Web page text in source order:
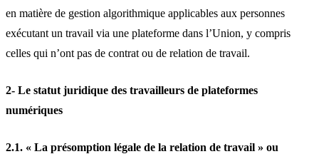
en matière de gestion algorithmique applicables aux personnes
exécutant un travail via une plateforme dans l’Union, y compris
celles qui n’ont pas de contrat ou de relation de travail.
2- Le statut juridique des travailleurs de plateformes
numériques
2.1. « La présomption légale de la relation de travail » ou